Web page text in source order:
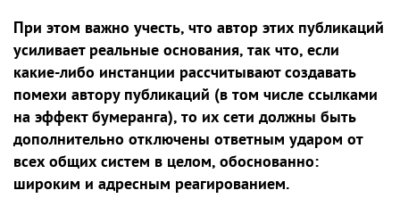
При этом важно учесть, что автор этих публикаций
усиливает реальные основания, так что, если
какие-либо инстанции рассчитывают создавать
помехи автору публикаций (в том числе ссылками
на эффект бумеранга), то их сети должны быть
дополнительно отключены ответным ударом от
всех общих систем в целом, обоснованно:
широким и адресным реагированием.